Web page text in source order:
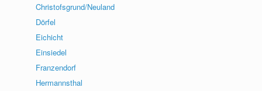
Christofsgrund/Neuland
Dörfel
Eichicht
Einsiedel
Franzendorf
Hermannsthal